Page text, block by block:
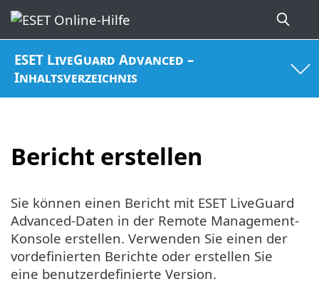
ESET LiveGuard Advanced –
Inhaltsverzeichnis
Bericht erstellen
Sie können einen Bericht mit ESET LiveGuard
Advanced-Daten in der Remote Management-
Konsole erstellen. Verwenden Sie einen der
vordefinierten Berichte oder erstellen Sie
eine benutzerdefinierte Version.